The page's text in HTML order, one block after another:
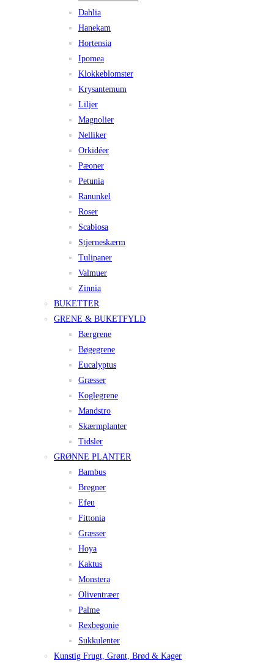
Dahlia
Hanekam
Hortensia
Ipomea
Klokkeblomster
Krysantemum
Liljer
Magnolier
Nelliker
Orkidéer
Pæoner
Petunia
Ranunkel
Roser
Scabiosa
Stjerneskærm
Tulipaner
Valmuer
Zinnia
BUKETTER
GRENE & BUKETFYLD
Bærgrene
Bøgegrene
Eucalyptus
Græsser
Koglegrene
Mandstro
Skærmplanter
Tidsler
GRØNNE PLANTER
Bambus
Bregner
Efeu
Fittonia
Græsser
Hoya
Kaktus
Monstera
Oliventræer
Palme
Rexbegonie
Sukkulenter
Kunstig Frugt, Grønt, Brød & Kager